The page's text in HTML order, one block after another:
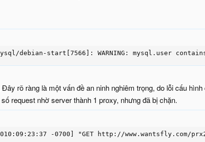
debian-start[7566]: WARNING: mysql.user
rõ ràng là một vấn đề an ninh nghiêm trọng, do lỗi cấu
request nhờ server thành 1 proxy, nhưng đã bị chặn.
-0700] "GET http://www.wantsfly.com/